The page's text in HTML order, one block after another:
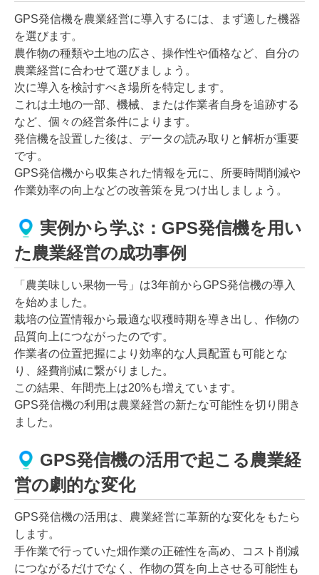
GPS発信機を農業経営に導入するには、まず適した機器
を選びます。
農作物の種類や土地の広さ、操作性や価格など、自分の
農業経営に合わせて選びましょう。
次に導入を検討すべき場所を特定します。
これは土地の一部、機械、または作業者自身を追跡する
など、個々の経営条件によります。
発信機を設置した後は、データの読み取りと解析が重要
です。
GPS発信機から収集された情報を元に、所要時間削減や
作業効率の向上などの改善策を見つけ出しましょう。
実例から学ぶ：GPS発信機を用い
た農業経営の成功事例
「農美味しい果物一号」は3年前からGPS発信機の導入
を始めました。
栽培の位置情報から最適な収穫時期を導き出し、作物の
品質向上につながったのです。
作業者の位置把握により効率的な人員配置も可能とな
り、経費削減に繋がりました。
この結果、年間売上は20%も増えています。
GPS発信機の利用は農業経営の新たな可能性を切り開き
ました。
GPS発信機の活用で起こる農業経
営の劇的な変化
GPS発信機の活用は、農業経営に革新的な変化をもたら
します。
手作業で行っていた畑作業の正確性を高め、コスト削減
につながるだけでなく、作物の質を向上させる可能性も